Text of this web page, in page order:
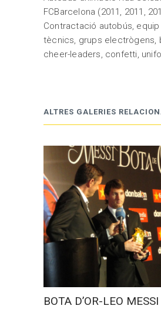
FCBarcelona (2011, 2011,
Contractació autobús,
tècnics, grups electrògens,
cheer-leaders, confetti,
ALTRES GALERIES
BOTA D’OR-LEO MESSI